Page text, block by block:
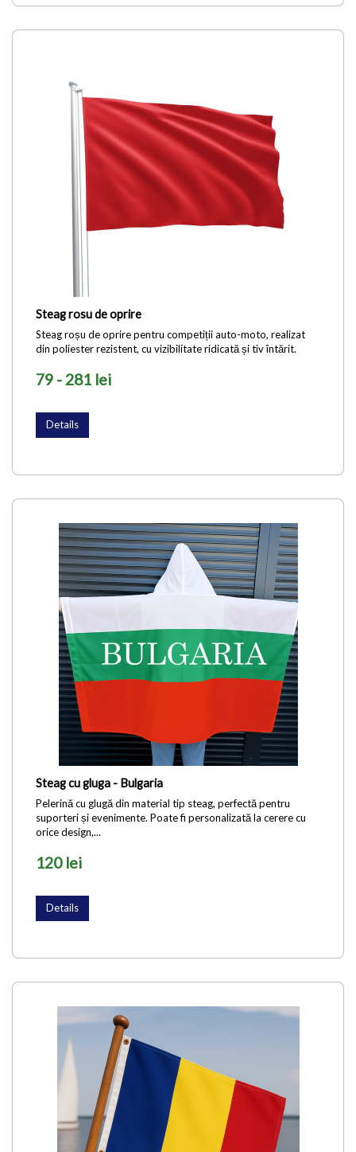
Steag rosu de oprire
Steag roșu de oprire pentru competiții auto-moto, realizat
din poliester rezistent, cu vizibilitate ridicată și tiv întărit.
79 - 281 lei
Details
Steag cu gluga - Bulgaria
Pelerină cu glugă din material tip steag, perfectă pentru
suporteri și evenimente. Poate fi personalizată la cerere cu
orice design,...
120 lei
Details